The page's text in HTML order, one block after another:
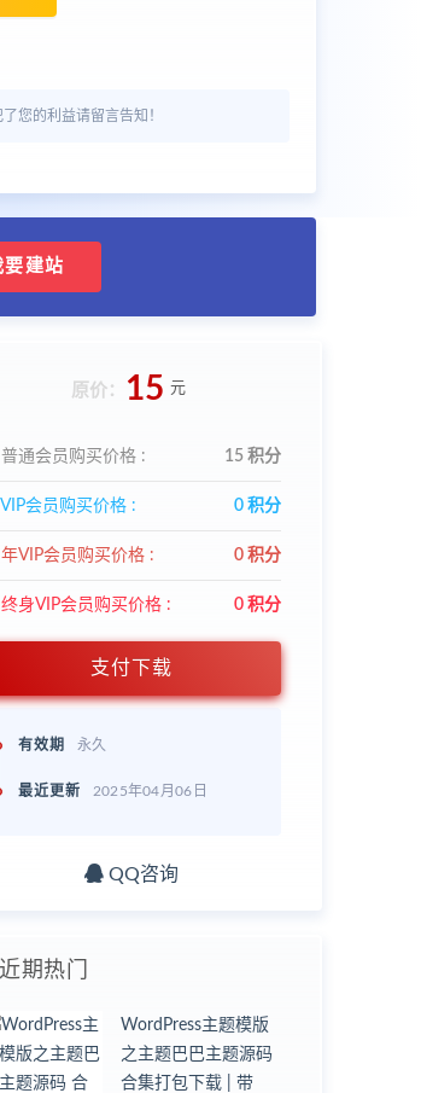
您的利益请留言告知！
要建站
原价： 15 元
普通会员购买价格 : 15 积分
VIP会员购买价格 : 0 积分
年VIP会员购买价格 : 0 积分
终身VIP会员购买价格 : 0 积分
支付下载
有效期 永久
最近更新 2025年04月06日
QQ咨询
近期热门
WordPress主题模版
之主题巴巴主题源码
合集打包下载 | 带